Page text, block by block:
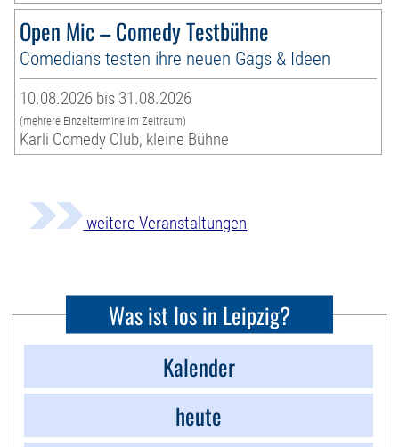
Open Mic – Comedy Testbühne
Comedians testen ihre neuen Gags & Ideen
10.08.2026 bis 31.08.2026
(mehrere Einzeltermine im Zeitraum)
Karli Comedy Club, kleine Bühne
weitere Veranstaltungen
Was ist los in Leipzig?
Kalender
heute